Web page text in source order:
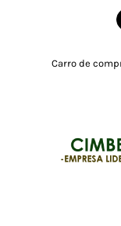
Carro de